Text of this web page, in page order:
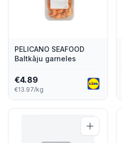
PELICANO SEAFOOD
Baltkāju garneles
€4.89
€13.97/kg